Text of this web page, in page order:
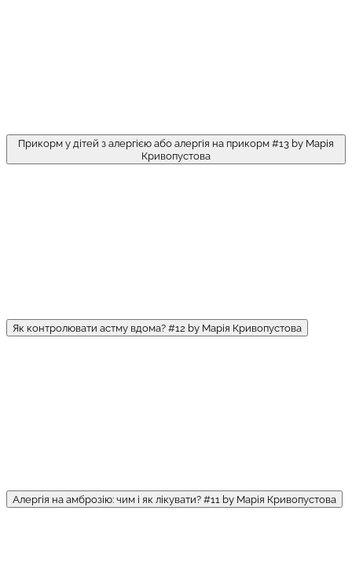
Прикорм у дітей з алергією або алергія на прикорм #13 by Марія
Кривопустова
Як контролювати астму вдома? #12 by Марія Кривопустова
Алергія на амброзію: чим і як лікувати? #11 by Марія Кривопустова